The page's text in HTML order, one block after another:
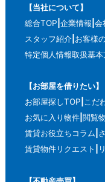
【当社について】
総合TOP 企業情報 会
スタッフ紹介 お客様
特定個人情報取扱基本
【お部屋を借りたい】
お部屋探しTOP こだ
お気に入り物件 閲覧
賃貸お役立ちコラム
賃貸物件リクエスト